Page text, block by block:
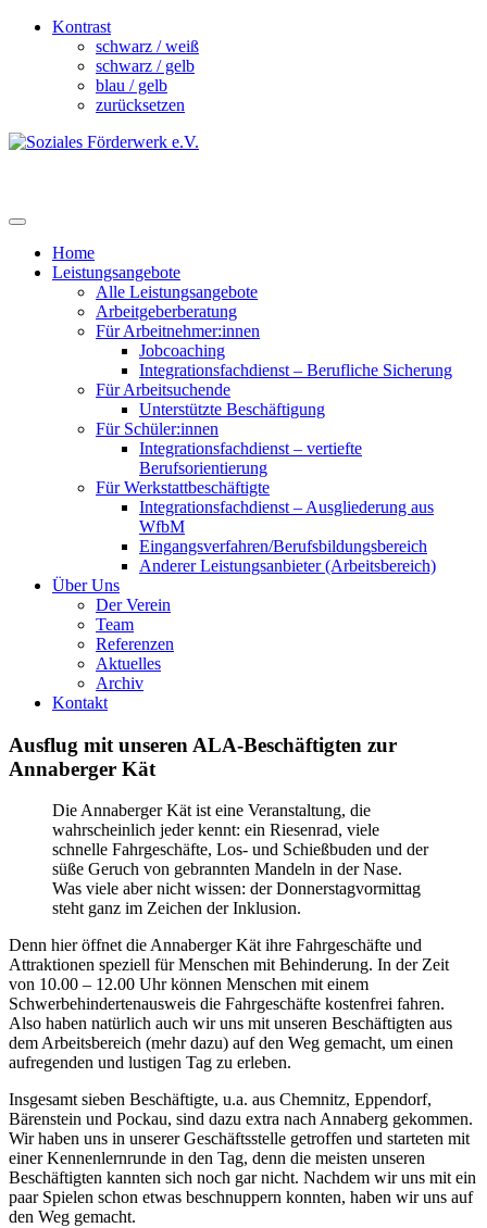
Kontrast
schwarz / weiß
schwarz / gelb
blau / gelb
zurücksetzen
Home
Leistungsangebote
Alle Leistungsangebote
Arbeitgeberberatung
Für Arbeitnehmer:innen
Jobcoaching
Integrationsfachdienst – Berufliche Sicherung
Für Arbeitsuchende
Unterstützte Beschäftigung
Für Schüler:innen
Integrationsfachdienst – vertiefte
Berufsorientierung
Für Werkstattbeschäftigte
Integrationsfachdienst – Ausgliederung aus
WfbM
Eingangsverfahren/Berufsbildungsbereich
Anderer Leistungsanbieter (Arbeitsbereich)
Über Uns
Der Verein
Team
Referenzen
Aktuelles
Archiv
Kontakt
Ausflug mit unseren ALA-Beschäftigten zur
Annaberger Kät
Die Annaberger Kät ist eine Veranstaltung, die
wahrscheinlich jeder kennt: ein Riesenrad, viele
schnelle Fahrgeschäfte, Los- und Schießbuden und der
süße Geruch von gebrannten Mandeln in der Nase.
Was viele aber nicht wissen: der Donnerstagvormittag
steht ganz im Zeichen der Inklusion.
Denn hier öffnet die Annaberger Kät ihre Fahrgeschäfte und
Attraktionen speziell für Menschen mit Behinderung. In der Zeit
von 10.00 – 12.00 Uhr können Menschen mit einem
Schwerbehindertenausweis die Fahrgeschäfte kostenfrei fahren.
Also haben natürlich auch wir uns mit unseren Beschäftigten aus
dem Arbeitsbereich (mehr dazu) auf den Weg gemacht, um einen
aufregenden und lustigen Tag zu erleben.
Insgesamt sieben Beschäftigte, u.a. aus Chemnitz, Eppendorf,
Bärenstein und Pockau, sind dazu extra nach Annaberg gekommen.
Wir haben uns in unserer Geschäftsstelle getroffen und starteten mit
einer Kennenlernrunde in den Tag, denn die meisten unseren
Beschäftigten kannten sich noch gar nicht. Nachdem wir uns mit ein
paar Spielen schon etwas beschnuppern konnten, haben wir uns auf
den Weg gemacht.